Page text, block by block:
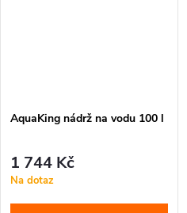
AquaKing nádrž na vodu 100 l
1 744 Kč
Na dotaz